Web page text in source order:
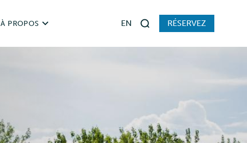
À PROPOS
Sondages auprès des visiteurs et rapports
EN
Rechercher
RÉSERVEZ